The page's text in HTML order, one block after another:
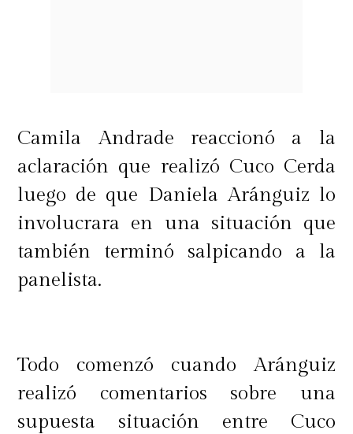
Camila Andrade reaccionó a la
aclaración que realizó Cuco Cerda
luego de que Daniela Aránguiz lo
involucrara en una situación que
también terminó salpicando a la
panelista.
Todo comenzó cuando Aránguiz
realizó comentarios sobre una
supuesta situación entre Cuco